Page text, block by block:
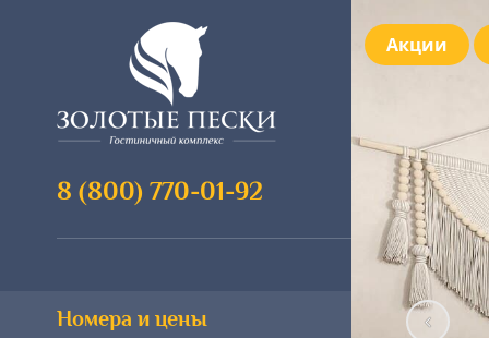
8 (800) 770-01-92
Номера и цены
Акции